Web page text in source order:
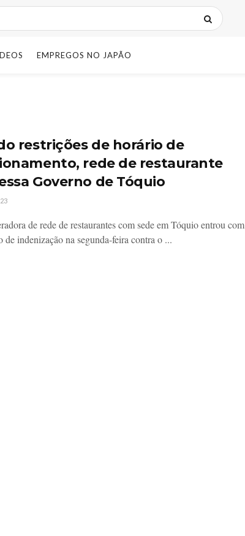
EMPREGOS NO JAPÃO
restrições de horário de
rede de restaurante
Governo de Tóquio
de rede de restaurantes com sede em Tóquio entrou com
de indenização na segunda-feira contra o ...